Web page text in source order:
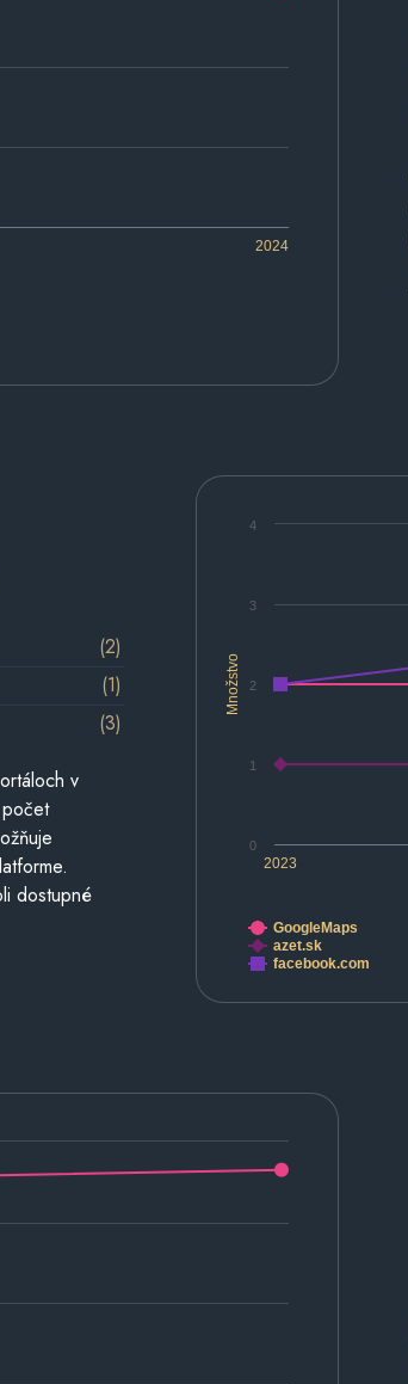
2024
Množstvo
2023
1
2
3
0
4
GoogleMaps
azet.sk
facebook.com
(2)
(1)
(3)
v
dostupné